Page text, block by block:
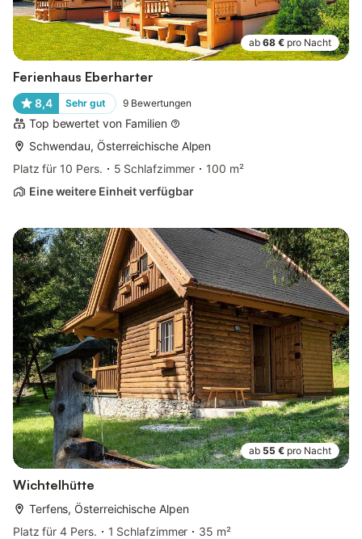
ab 68 € pro Nacht
Ferienhaus Eberharter
8,4 Sehr gut 9 Bewertungen
Top bewertet von Familien
Schwendau, Österreichische Alpen
Platz für 10 Pers.
5 Schlafzimmer
100 m²
Eine weitere Einheit verfügbar
ab 55 € pro Nacht
Wichtelhütte
Terfens, Österreichische Alpen
Platz für 4 Pers.
1 Schlafzimmer
35 m²